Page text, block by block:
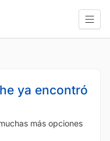
ya encontró
más opciones